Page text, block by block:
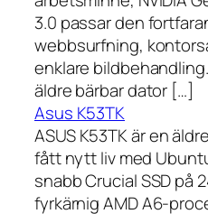
3.0 passar den
webbsurfning,
enklare bildbehandling.
äldre bärbar dator […]
Asus K53TK
ASUS K53TK är en
fått nytt liv med
snabb Crucial SSD på
fyrkärnig AMD A6-